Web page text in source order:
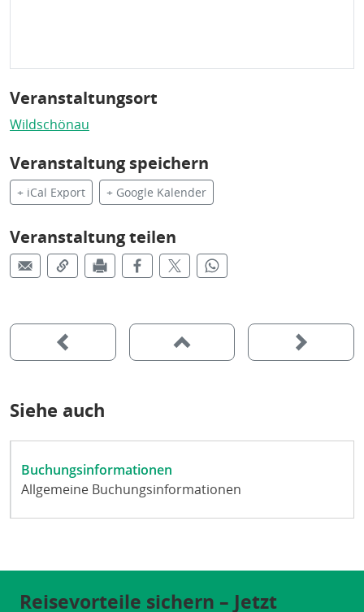
Veranstaltungsort
Wildschönau
Veranstaltung speichern
+ iCal Export + Google Kalender
Veranstaltung teilen
Siehe auch
Buchungsinformationen
Allgemeine Buchungsinformationen
Reisevorteile sichern – Jetzt